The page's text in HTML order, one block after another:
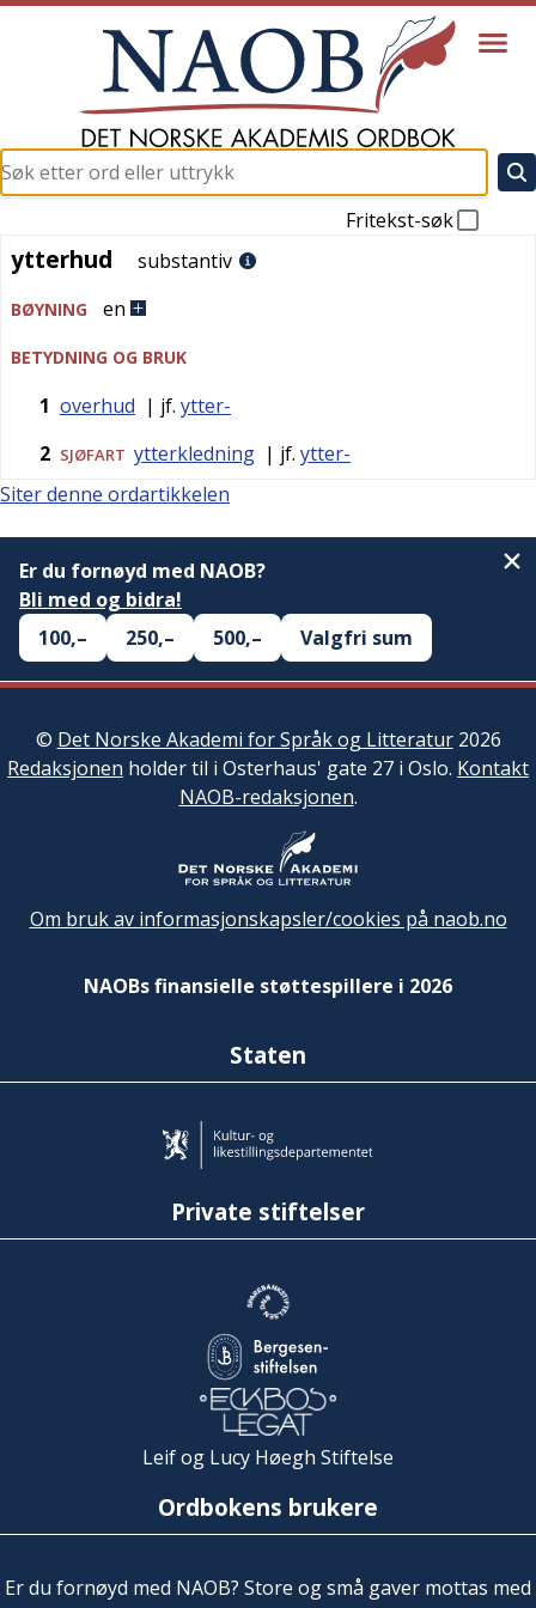
Fritekst-søk
ytterhud
ytterhud substantiv
BØYNING en
BETYDNING OG BRUK
1 overhud | jf. ytter-
2 SJØFART ytterkledning | jf. ytter-
Siter denne ordartikkelen
Er du fornøyd med NAOB?
Bli med og bidra!
100,–
250,– 500,– Valgfri sum
© Det Norske Akademi for Språk og Litteratur2026
Redaksjonen holder til i Osterhaus' gate 27 i Oslo. Kontakt
NAOB-redaksjonen.
Om bruk av informasjonskapsler/cookies på naob.no
NAOBs finansielle støttespillere i 2026
Staten
Private stiftelser
Leif og Lucy Høegh Stiftelse
Ordbokens brukere
Er du fornøyd med NAOB? Store og små gaver mottas med